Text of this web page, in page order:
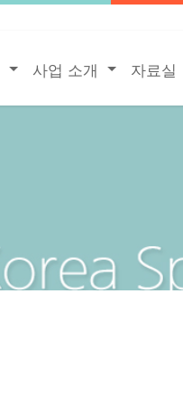
사업 소개 자료실